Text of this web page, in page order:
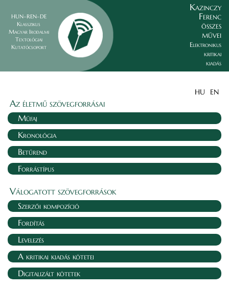
HUN–REN–DE
Klasszikus
Magyar Irodalmi
Textológiai
Kutatócsoport
Kazinczy
Ferenc
összes
művei
Elektronikus
kritikai
kiadás
HU EN
Az életmű szövegforrásai
Műfaj
Kronológia
Betűrend
Forrástípus
Válogatott szövegforrások
Szerzői kompozíció
Fordítás
Levelezés
A kritikai kiadás kötetei
Digitalizált kötetek